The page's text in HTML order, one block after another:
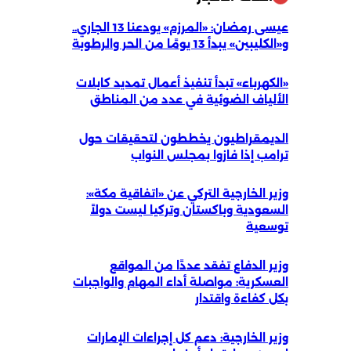
عيسى رمضان: «المرزم» يودعنا 13 الجاري..
و«الكليبين» يبدأ 13 يومًا من الحر والرطوبة
«الكهرباء» تبدأ تنفيذ أعمال تمديد كابلات
الألياف الضوئية في عدد من المناطق
الديمقراطيون يخططون لتحقيقات حول
ترامب إذا فازوا بمجلس النواب
وزير الخارجية التركي عن «اتفاقية مكة»:
السعودية وباكستان وتركيا ليست دولاً
توسعية
وزير الدفاع تفقد عددًا من المواقع
العسكرية: مواصلة أداء المهام والواجبات
بكل كفاءة واقتدار
وزير الخارجية: دعم كل إجراءات الإمارات